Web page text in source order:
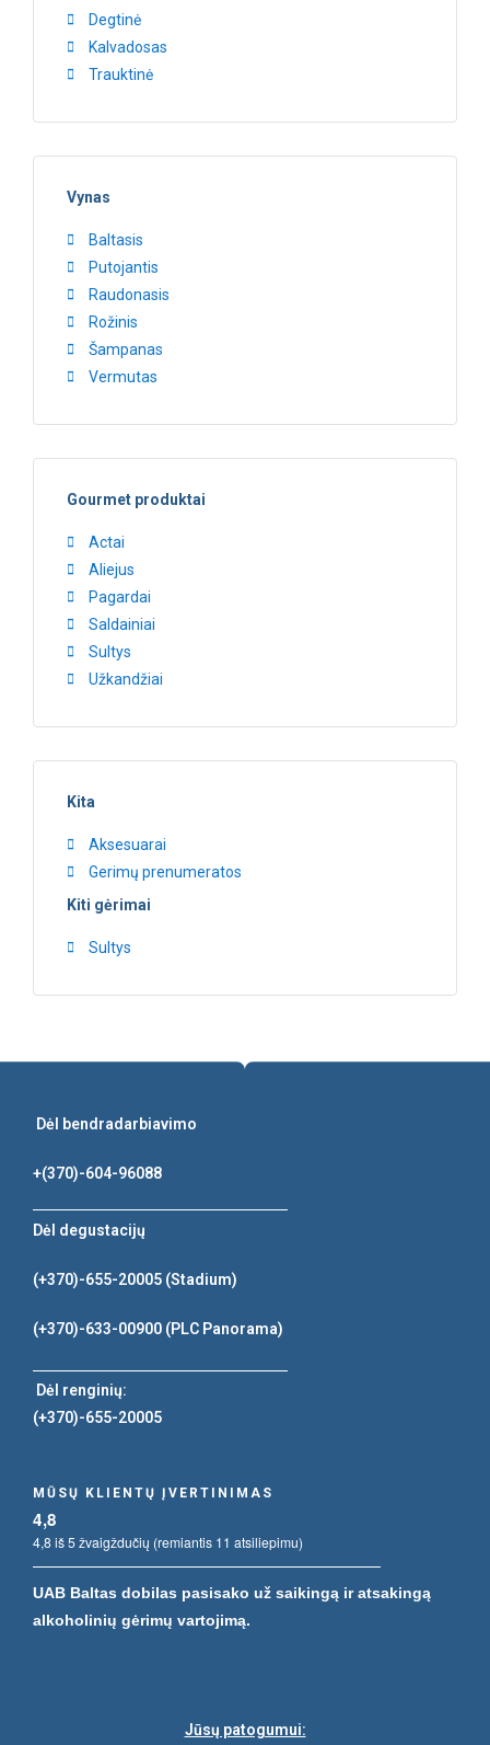
Degtinė
Kalvadosas
Trauktinė
Vynas
Baltasis
Putojantis
Raudonasis
Rožinis
Šampanas
Vermutas
Gourmet produktai
Actai
Aliejus
Pagardai
Saldainiai
Sultys
Užkandžiai
Kita
Aksesuarai
Gerimų prenumeratos
Kiti gėrimai
Sultys
Dėl bendradarbiavimo
+(370)-604-96088
Dėl degustacijų
(+370)-655-20005 (Stadium)
(+370)-633-00900 (PLC Panorama)
Dėl renginių:
(+370)-655-20005
MŪSŲ KLIENTŲ ĮVERTINIMAS
4,8
4,8 iš 5 žvaigždučių (remiantis 11 atsiliepimu)
UAB Baltas dobilas pasisako už saikingą ir atsakingą
alkoholinių gėrimų vartojimą.
Jūsų patogumui: